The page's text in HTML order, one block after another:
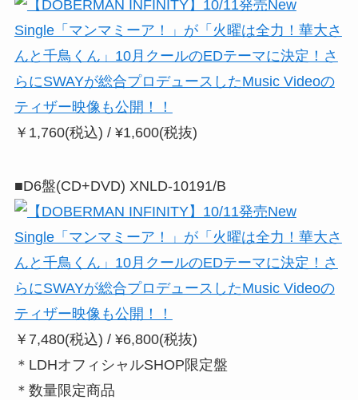
￥1,760(税込) / ¥1,600(税抜)
■D6盤(CD+DVD) XNLD-10191/B
￥7,480(税込) / ¥6,800(税抜)
＊LDHオフィシャルSHOP限定盤
＊数量限定商品